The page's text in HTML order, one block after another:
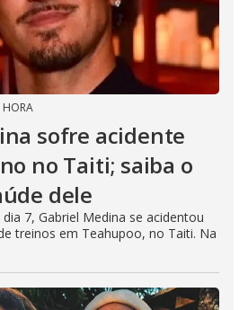
HORA
sofre acidente
no Taiti; saiba o
dele
7, Gabriel Medina se acidentou
treinos em Teahupoo, no Taiti. Na